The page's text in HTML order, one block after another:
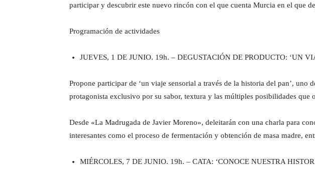
participar y descubrir este nuevo rincón con el que cuenta Murcia en el que
Programación de actividades
JUEVES, 1 DE JUNIO. 19h. – DEGUSTACIÓN DE PRODUCTO: ‘UN
Propone participar de ‘un viaje sensorial a través de la historia del pan’,
protagonista exclusivo por su sabor, textura y las múltiples posibilidades que
Desde «La Madrugada de Javier Moreno», deleitarán con una charla para
interesantes como el proceso de fermentación y obtención de masa madre,
MIÉRCOLES, 7 DE JUNIO. 19h. – CATA: ‘CONOCE NUESTRA